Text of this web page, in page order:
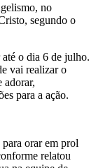
no
segundo o
o dia 6 de julho.
vai realizar o
adorar,
para a ação.
orar em prol
relatou